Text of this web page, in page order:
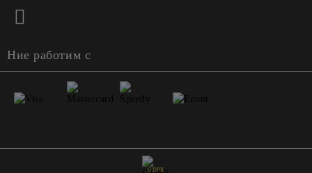
Ние работим с
GDPR